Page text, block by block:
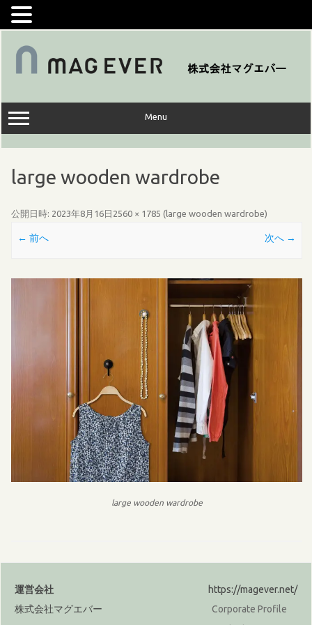
コ
キ
ッ
プ
Menu
large wooden wardrobe
公開日時: 2023年8月16日 2560 × 1785 (large wooden wardrobe)
← 前へ 次へ →
large wooden wardrobe
運営会社
株式会社マグエバー
https://magever.net/
Corporate Profile